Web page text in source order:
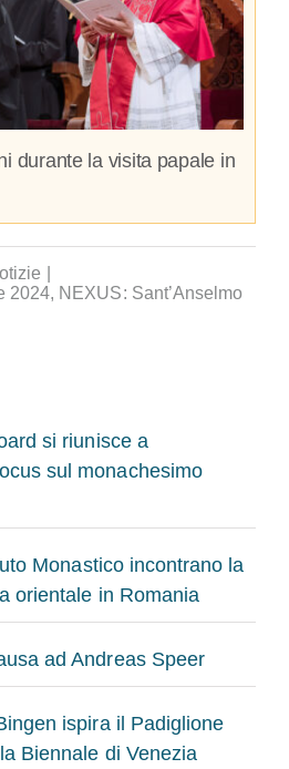
durante la visita papale in
2024, NEXUS: Sant’Anselmo
si riunisce a
sul monachesimo
Monastico incontrano la
orientale in Romania
ad Andreas Speer
ispira il Padiglione
Biennale di Venezia